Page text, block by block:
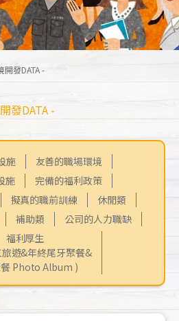
發DATA -
發DATA -
施
友善的職場環境
施
完備的福利政策
擬真的職前訓練
休閒類
補助類
公司的人力職缺
福利厚生
遊&年終尾牙聚餐&
Photo Album )